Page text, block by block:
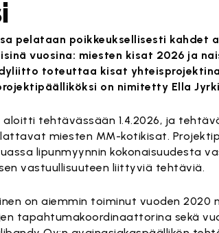
pelataan poikkeuksellisesti kahdet
vuosina: miesten kisat 2026 ja
toteuttaa kisat
on nimitetty Ella
aloitti tehtävässään 1.4.2026, ja
miesten MM-kotikisat.
lipunmyynnin kokonaisuudesta
vastuullisuuteen liittyviä tehtäviä.
on aiemmin toiminut vuoden 2020
tapahtumakoordinaattorina sekä